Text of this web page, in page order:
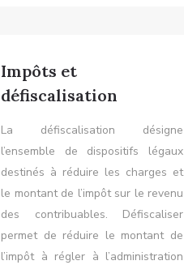
Impôts et
défiscalisation
La défiscalisation désigne
l’ensemble de dispositifs légaux
destinés à réduire les charges et
le montant de l’impôt sur le revenu
des contribuables. Défiscaliser
permet de réduire le montant de
l’impôt à régler à l’administration